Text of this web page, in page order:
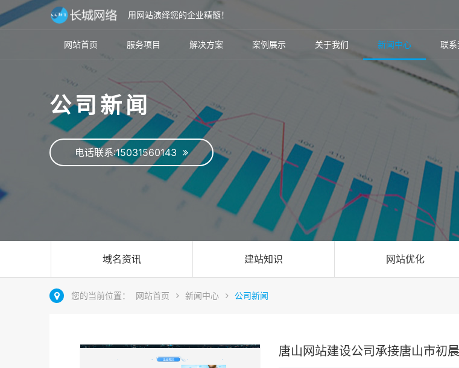
用网站演绎您的企业精髓！
网站首页 服务项目 解决方案 案例展示 关于我们 新闻中心 联系
公司新闻
电话联系:15031560143
域名资讯 建站知识 网站优化
您的当前位置： 网站首页 新闻中心 公司新闻
唐山网站建设公司承接唐山市初